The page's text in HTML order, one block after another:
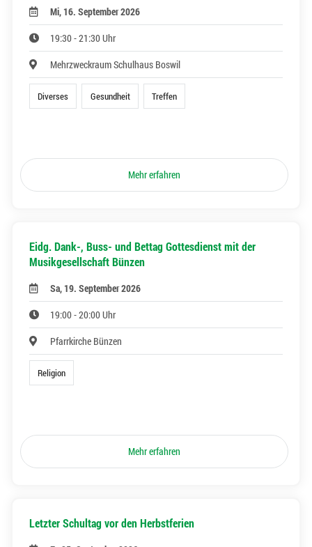
Mi, 16. September 2026
19:30 - 21:30 Uhr
Mehrzweckraum Schulhaus Boswil
Diverses Gesundheit Treffen
Mehr erfahren
Eidg. Dank-, Buss- und Bettag Gottesdienst mit der
Musikgesellschaft Bünzen
Sa, 19. September 2026
19:00 - 20:00 Uhr
Pfarrkirche Bünzen
Religion
Mehr erfahren
Letzter Schultag vor den Herbstferien